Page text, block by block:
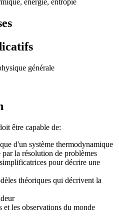
énergie, entropie
générale
être capable de:
d'un système thermodynamique
la résolution de problèmes
pour décrire une
théoriques qui décrivent la
et les observations du monde